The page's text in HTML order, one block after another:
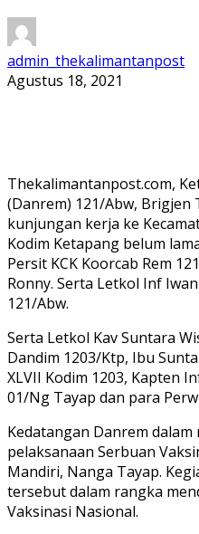
admin_thekalimantanpost
Agustus 18, 2021
Thekalimantanpost.com,
(Danrem) 121/Abw, Brigjen
kunjungan kerja ke
Kodim Ketapang belum
Persit KCK Koorcab Rem
Ronny. Serta Letkol Inf
121/Abw.
Serta Letkol Kav Suntara
Dandim 1203/Ktp, Ibu
XLVII Kodim 1203, Kapten
01/Ng Tayap dan para
Kedatangan Danrem
pelaksanaan Serbuan
Mandiri, Nanga Tayap.
tersebut dalam rangka
Vaksinasi Nasional.